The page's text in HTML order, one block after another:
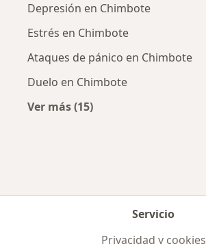
Depresión en Chimbote
Estrés en Chimbote
Ataques de pánico en Chimbote
Duelo en Chimbote
Ver más (15)
Servicio
Privacidad y cookies